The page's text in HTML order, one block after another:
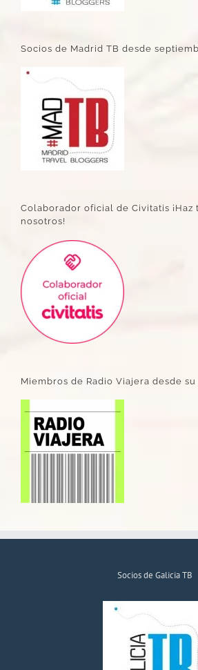
Socios de Madrid TB desde
Colaborador oficial de Civitatis ¡Haz
nosotros!
Miembros de Radio Viajera desde
Socios de Galicia TB